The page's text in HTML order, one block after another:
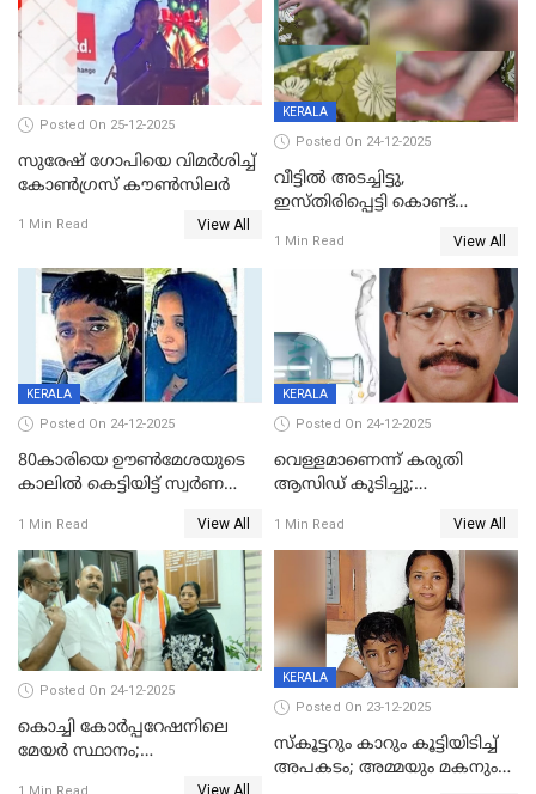
Posted On 25-12-2025
സുരേഷ് ഗോപിയെ വിമര്‍ശിച്ച്
കോണ്‍ഗ്രസ് കൗണ്‍സിലര്‍
1 Min Read View All
KERALA
Posted On 24-12-2025
വീട്ടിൽ അടച്ചിട്ടു,
ഇസ്തിരിപ്പെട്ടി കൊണ്ട്
ഗർഭിണിയായ യുവതിക്ക് ക്രൂര
1 Min Read View All
KERALA
Posted On 24-12-2025
80കാരിയെ ഊൺമേശയുടെ
കാലിൽ കെട്ടിയിട്ട് സ്വർണവും
കൊച്ചുമകനും സുഹൃത്തും
അറസ്റ്റിൽ
1 Min Read View All
KERALA
Posted On 24-12-2025
വെള്ളമാണെന്ന് കരുതി
ആസിഡ് കുടിച്ചു;
മരിച്ചു
1 Min Read View All
Posted On 24-12-2025
കൊച്ചി കോര്‍പ്പറേഷനിലെ
മേയര്‍ സ്ഥാനം;
1 Min Read View All
KERALA
Posted On 23-12-2025
സ്കൂട്ടറും കാറും കൂട്ടിയിടിച്ച്
അപകടം; അമ്മയും മകനും